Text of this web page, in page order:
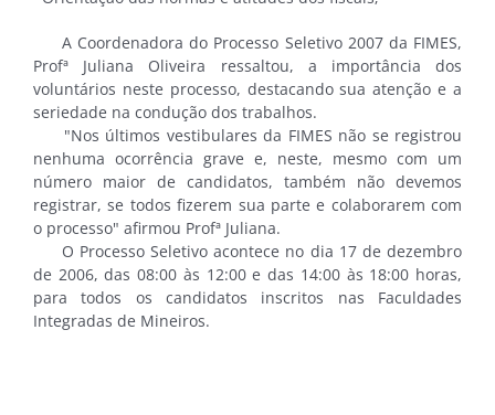
A Coordenadora do Processo Seletivo 2007 da FIMES,
Profª Juliana Oliveira ressaltou, a importância dos
voluntários neste processo, destacando sua atenção e a
seriedade na condução dos trabalhos.
"Nos últimos vestibulares da FIMES não se registrou
nenhuma ocorrência grave e, neste, mesmo com um
número maior de candidatos, também não devemos
registrar, se todos fizerem sua parte e colaborarem com
o processo" afirmou Profª Juliana.
O Processo Seletivo acontece no dia 17 de dezembro
de 2006, das 08:00 às 12:00 e das 14:00 às 18:00 horas,
para todos os candidatos inscritos nas Faculdades
Integradas de Mineiros.